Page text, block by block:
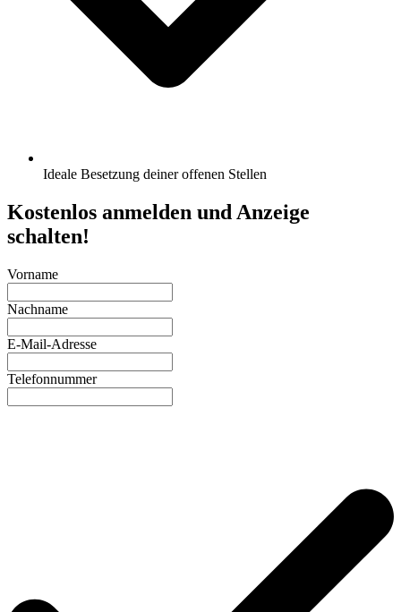
Ideale Besetzung deiner offenen Stellen
Kostenlos anmelden und Anzeige
schalten!
Vorname
Nachname
E-Mail-Adresse
Telefonnummer